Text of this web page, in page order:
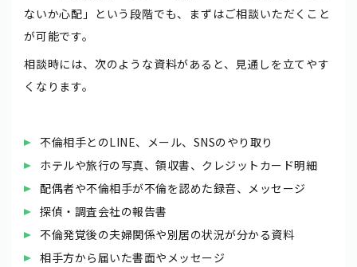
ないか心配」という段階でも、まずはご相談いただくこと
が可能です。
相談時には、次のような資料があると、見通しを立てやす
くなります。
不倫相手とのLINE、メール、SNSのやり取り
ホテルや旅行の写真、領収書、クレジットカード明細
配偶者や不倫相手が不倫を認めた録音、メッセージ
探偵・調査会社の報告書
不倫発覚後の夫婦関係や別居の状況が分かる資料
相手方から届いた書面やメッセージ